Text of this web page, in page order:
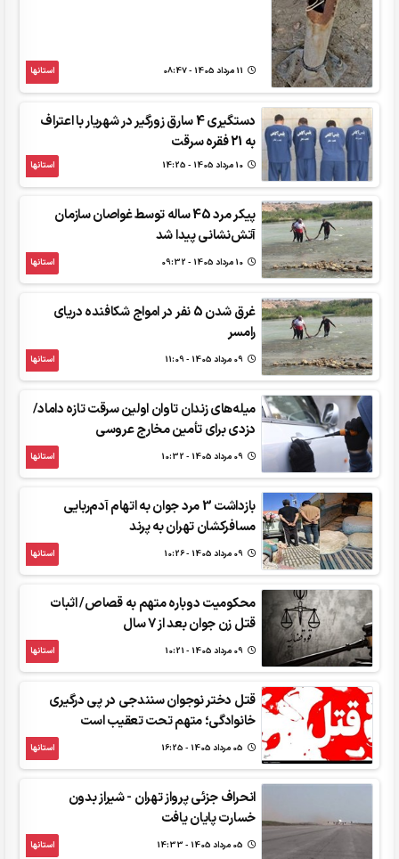
استانها
دستگیری 4 سارق زورگیر در شهریار با اعتراف
به 21 فقره سرقت
استانها
پیکر مرد 45 ساله توسط غواصان سازمان
آتش‌نشانی پیدا شد
استانها
غرق شدن 5 نفر در امواج شکافنده دریای
رامسر
استانها
میله‌های زندان تاوان اولین سرقت تازه داماد/
دزدی برای تأمین مخارج عروسی
استانها
بازداشت 3 مرد جوان به اتهام آدم‌ربایی
مسافرکشان تهران به پرند
استانها
محکومیت دوباره متهم به قصاص/ اثبات
قتل زن جوان بعد از 7 سال
استانها
قتل دختر نوجوان سنندجی در پی درگیری
خانوادگی؛ متهم تحت تعقیب است
استانها
انحراف جزئی پرواز تهران - شیراز بدون
خسارت پایان یافت
استانها